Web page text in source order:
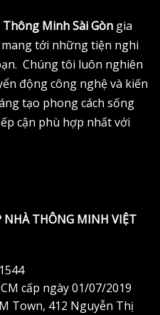
Minh Sài Gòn gia
tới những tiện nghi
Chúng tôi luôn nghiên
động công nghệ và kiến
tạo phong cách sống
cận phù hợp nhất với
NHÀ THÔNG MINH VIỆT
cấp ngày 01/07/2019
Town, 412 Nguyễn Thị